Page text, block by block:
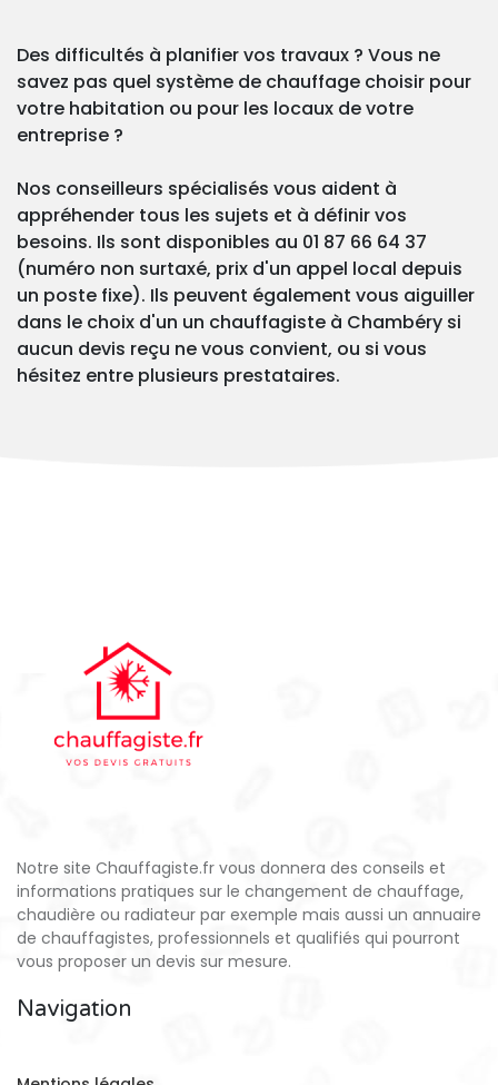
Des difficultés à planifier vos travaux ? Vous ne
savez pas quel système de chauffage choisir pour
votre habitation ou pour les locaux de votre
entreprise ?
Nos conseilleurs spécialisés vous aident à
appréhender tous les sujets et à définir vos
besoins. Ils sont disponibles au 01 87 66 64 37
(numéro non surtaxé, prix d'un appel local depuis
un poste fixe). Ils peuvent également vous aiguiller
dans le choix d'un un chauffagiste à Chambéry si
aucun devis reçu ne vous convient, ou si vous
hésitez entre plusieurs prestataires.
Notre site Chauffagiste.fr vous donnera des conseils et
informations pratiques sur le changement de chauffage,
chaudière ou radiateur par exemple mais aussi un annuaire
de chauffagistes, professionnels et qualifiés qui pourront
vous proposer un devis sur mesure.
Navigation